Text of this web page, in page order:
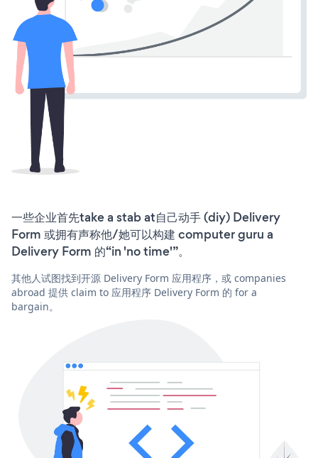
一些企业首先take a stab at自己动手 (diy) Delivery
Form 或拥有声称他/她可以构建 computer guru a
Delivery Form 的“in 'no time'”。
其他人试图找到开源 Delivery Form 应用程序，或 companies
abroad 提供 claim to 应用程序 Delivery Form 的 for a
bargain。